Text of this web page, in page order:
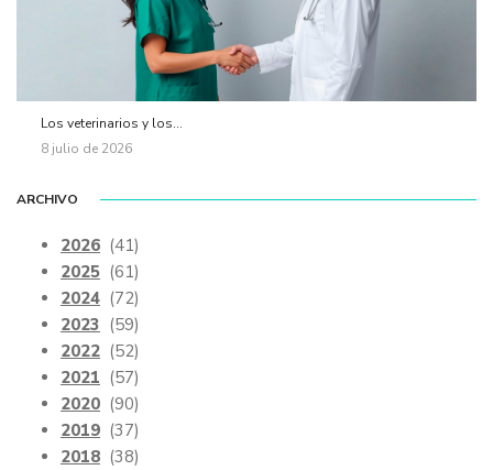
Los veterinarios y los...
8 julio de 2026
ARCHIVO
2026 (41)
2025 (61)
2024 (72)
2023 (59)
2022 (52)
2021 (57)
2020 (90)
2019 (37)
2018 (38)